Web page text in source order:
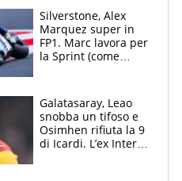
due big
Silverstone, Alex
Marquez super in
FP1. Marc lavora per
la Sprint (come
Galatasaray, Leao
snobba un tifoso e
Osimhen rifiuta la 9
di Icardi. L’ex Inter